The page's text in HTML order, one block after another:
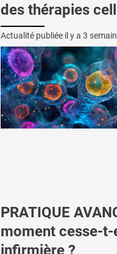
des thérapies
Actualité publiée il y a 3
PRATIQUE
moment cesse-t-
infirmière ?